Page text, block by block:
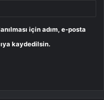
için adım, e-posta
kaydedilsin.